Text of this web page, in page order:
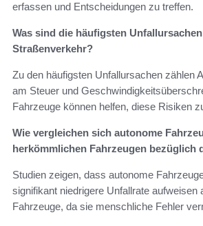
erfassen und Entscheidungen zu treffen.
Was sind die häufigsten
Straßenverkehr?
Zu den häufigsten Unfallursachen zählen
am Steuer und
Fahrzeuge können helfen, diese Risiken
Wie vergleichen sich autonome
herkömmlichen Fahrzeugen bezüglich
Studien zeigen, dass autonome
signifikant niedrigere Unfallrate aufweisen
Fahrzeuge, da sie menschliche Fehler